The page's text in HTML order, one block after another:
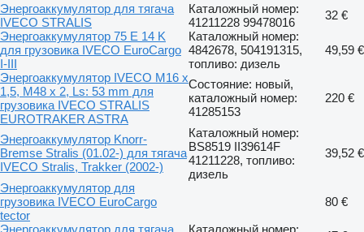
Энергоаккумулятор для тягача
IVECO STRALIS
Каталожный номер:
41211228 99478016
32 €
Энергоаккумулятор 75 E 14 K
для грузовика IVECO EuroCargo
I-III
Каталожный номер:
4842678, 504191315,
топливо: дизель
49,59 €
Энергоаккумулятор IVECO M16 x
1,5, M48 x 2, Ls: 53 mm для
грузовика IVECO STRALIS
EUROTRAKER ASTRA
Состояние: новый,
каталожный номер:
41285153
220 €
Энергоаккумулятор Knorr-
Bremse Stralis (01.02-) для тягача
IVECO Stralis, Trakker (2002-)
Каталожный номер:
BS8519 II39614F
41211228, топливо:
дизель
39,52 €
Энергоаккумулятор для
грузовика IVECO EuroCargo
tector
80 €
Энергоаккумулятор для тягача
Каталожный номер: